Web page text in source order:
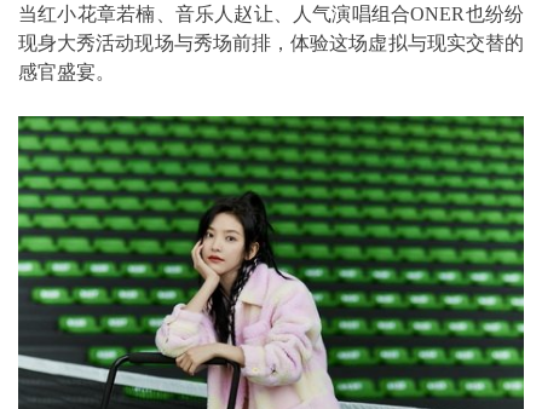
当红小花章若楠、音乐人赵让、人气演唱组合ONER也纷纷
现身大秀活动现场与秀场前排，体验这场虚拟与现实交替的
感官盛宴。